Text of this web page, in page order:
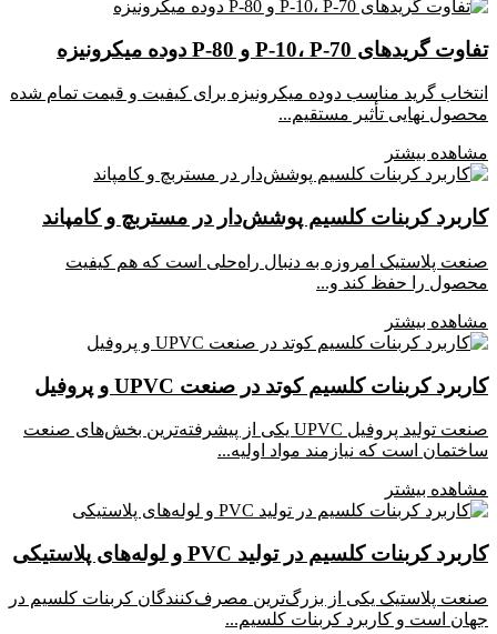
تفاوت گریدهای P-10، P-70 و P-80 دوده میکرونیزه
انتخاب گرید مناسب دوده میکرونیزه برای کیفیت و قیمت تمام شده
محصول نهایی تأثیر مستقیم...
مشاهده بیشتر
کاربرد کربنات کلسیم پوشش‌دار در مستربچ و کامپاند
صنعت پلاستیک امروزه به دنبال راه‌حلی است که هم کیفیت
محصول را حفظ کند و...
مشاهده بیشتر
کاربرد کربنات کلسیم کوتد در صنعت UPVC و پروفیل
صنعت تولید پروفیل UPVC یکی از پیشرفته‌ترین بخش‌های صنعت
ساختمان است که نیازمند مواد اولیه...
مشاهده بیشتر
کاربرد کربنات کلسیم در تولید PVC و لوله‌های پلاستیکی
صنعت پلاستیک یکی از بزرگ‌ترین مصرف‌کنندگان کربنات کلسیم در
جهان است و کاربرد کربنات کلسیم...